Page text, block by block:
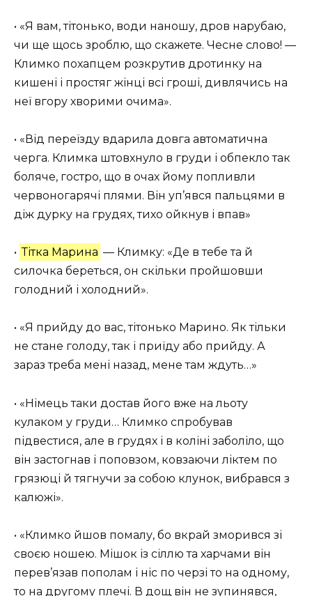
• «Я вам, тітонько, води наношу, дров нарубаю,
чи ще щось зроблю, що скажете. Чесне слово! —
Климко похапцем розкрутив дротинку на
кишені і простяг жінці всі гроші, дивлячись на
неї вгору хворими очима».
• «Від переїзду вдарила довга автоматична
черга. Климка штовхнуло в груди і обпекло так
боляче, гостро, що в очах йому попливли
червоногарячі плями. Він уп’явся пальцями в
діж дурку на грудях, тихо ойкнув і впав»
• Тітка Марина — Климку: «Де в тебе та й
силочка береться, он скільки пройшовши
голодний і холодний».
• «Я прийду до вас, тітонько Марино. Як тільки
не стане голоду, так і приїду або прийду. А
зараз треба мені назад, мене там ждуть…»
• «Німець таки достав його вже на льоту
кулаком у груди… Климко спробував
підвестися, але в грудях і в коліні заболіло, що
він застогнав і поповзом, ковзаючи ліктем по
грязюці й тягнучи за собою клунок, вибрався з
калюжі».
• «Климко йшов помалу, бо вкрай зморився зі
своєю ношею. Мішок із сіллю та харчами він
перев’язав пополам і ніс по черзі то на одному,
то на другому плечі. В дощ він не зупинявся,